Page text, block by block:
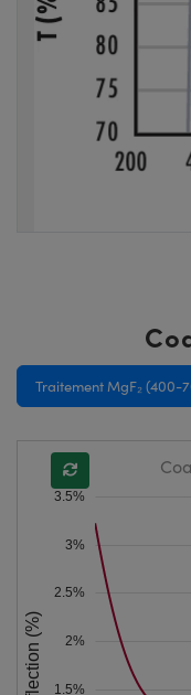
Traitement MgF₂ (400-
1.5%
2%
2.5%
3%
3.5%
Reflection (%)